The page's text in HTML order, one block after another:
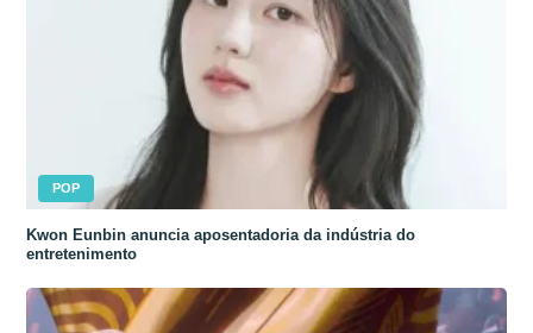
POP
Kwon Eunbin anuncia aposentadoria da indústria do
entretenimento